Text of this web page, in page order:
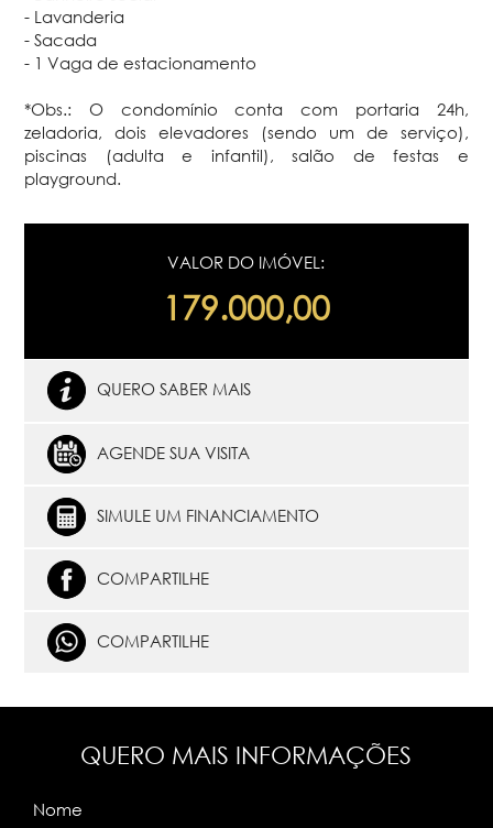
- Lavanderia
- Sacada
- 1 Vaga de estacionamento
*Obs.: O condomínio conta com portaria 24h,
zeladoria, dois elevadores (sendo um de serviço),
piscinas (adulta e infantil), salão de festas e
playground.
VALOR DO IMÓVEL:
179.000,00
QUERO SABER MAIS
AGENDE SUA VISITA
SIMULE UM FINANCIAMENTO
COMPARTILHE
COMPARTILHE
QUERO MAIS INFORMAÇÕES